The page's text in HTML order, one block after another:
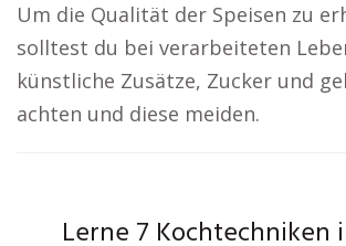
Um die Qualität der Speisen zu
solltest du bei verarbeiteten
künstliche Zusätze, Zucker und
achten und diese meiden.
Lerne 7 Kochtechniken